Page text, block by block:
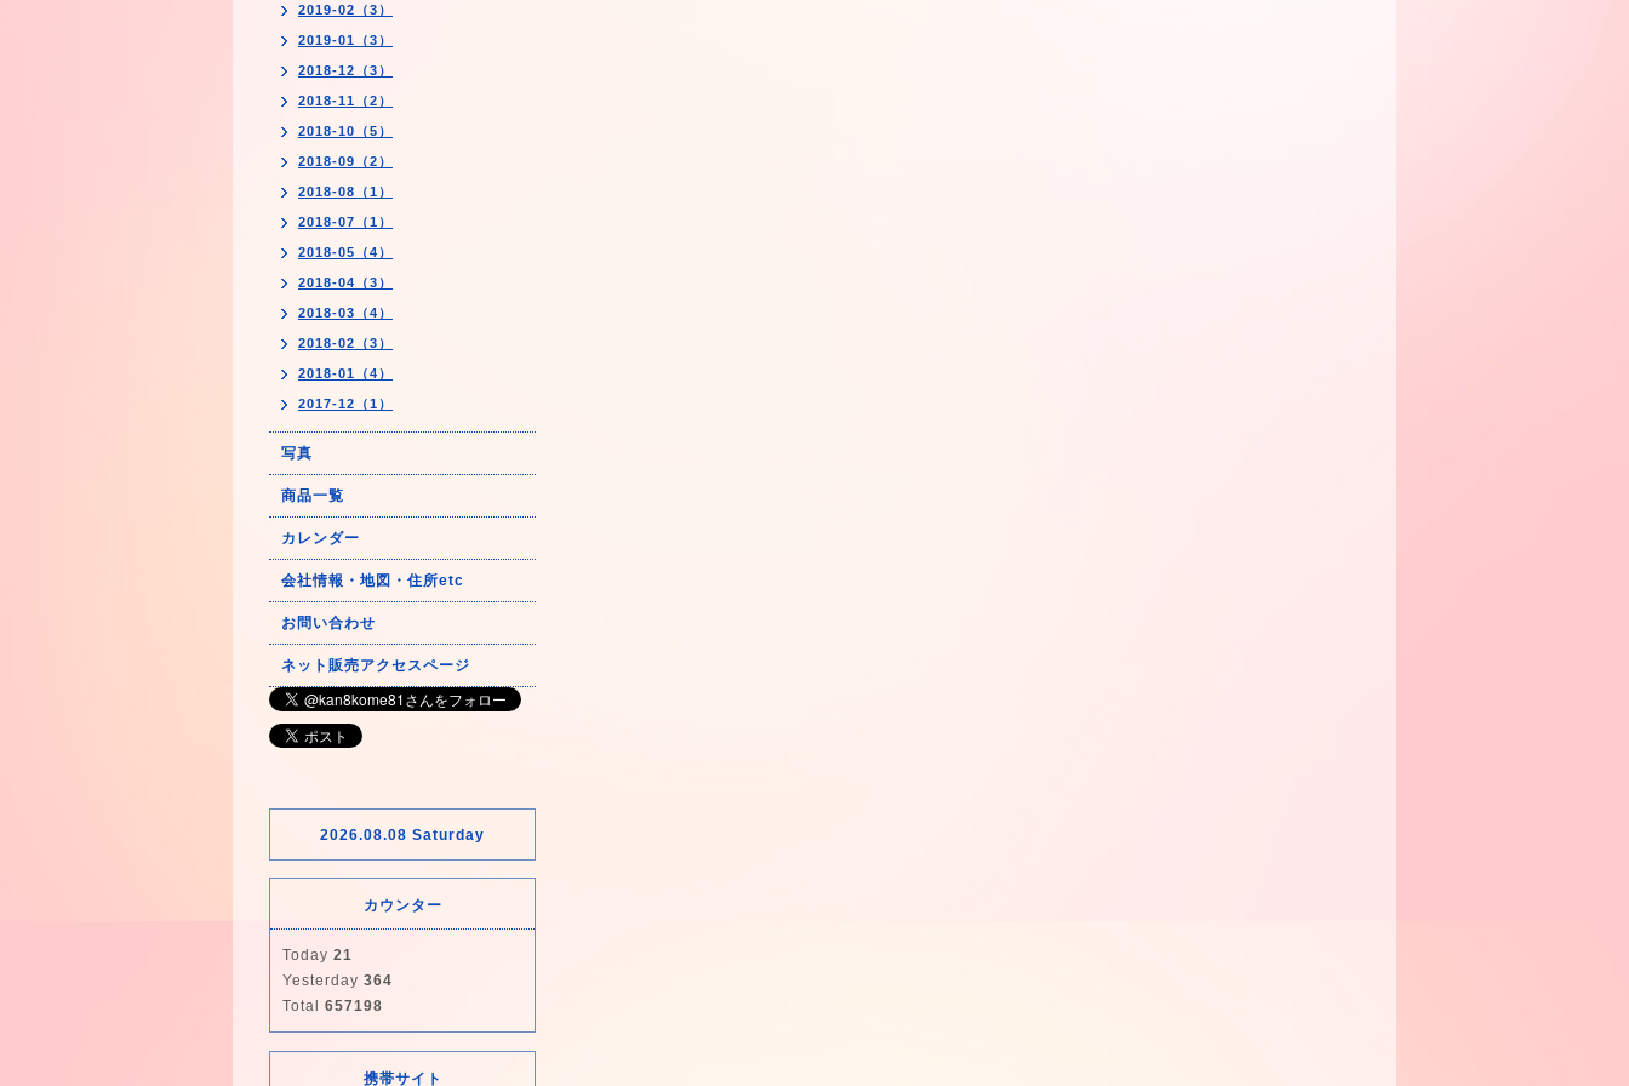
2019-02（3）
2019-01（3）
2018-12（3）
2018-11（2）
2018-10（5）
2018-09（2）
2018-08（1）
2018-07（1）
2018-05（4）
2018-04（3）
2018-03（4）
2018-02（3）
2018-01（4）
2017-12（1）
写真
商品一覧
カレンダー
会社情報・地図・住所etc
お問い合わせ
ネット販売アクセスページ
2026.08.08 Saturday
カウンター
Today 21
Yesterday 364
Total 657198
携帯サイト